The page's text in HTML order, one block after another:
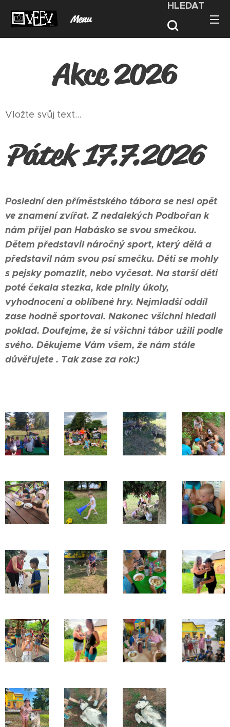
Menu
HLEDAT
Akce 2026
Vložte svůj text...
Pátek 17.7.2026
Poslední den příměstského tábora se nesl opět
ve znamení zvířat. Z nedalekých Podbořan k
nám přijel pan Habásko se svou smečkou.
Dětem představil náročný sport, který dělá a
představil nám svou psí smečku. Děti se mohly
s pejsky pomazlit, nebo vyčesat. Na starší děti
poté čekala stezka, kde plnily úkoly,
vyhodnocení a oblíbené hry. Nejmladší oddíl
zase hodně sportoval. Nakonec všichni hledali
poklad. Doufejme, že si všichni tábor užili podle
svého. Děkujeme Vám všem, že nám stále
důvěřujete . Tak zase za rok:)